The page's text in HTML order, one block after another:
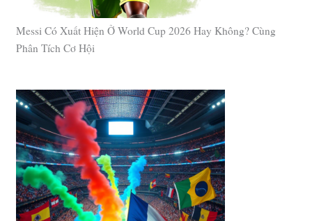
Messi Có Xuất Hiện Ở World Cup 2026 Hay Không? Cùng
Phân Tích Cơ Hội